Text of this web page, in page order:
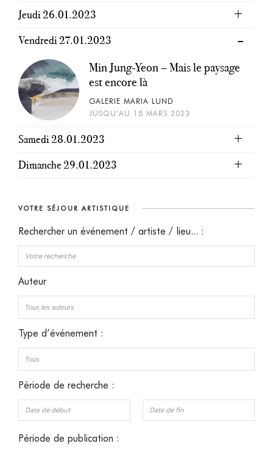
Jeudi 26.01.2023
Vendredi 27.01.2023
Min Jung-Yeon – Mais le paysage
est encore là
GALERIE MARIA LUND
JUSQU'AU 18 MARS 2023
Samedi 28.01.2023
Dimanche 29.01.2023
VOTRE SÉJOUR ARTISTIQUE
Rechercher un événement / artiste / lieu... :
Auteur
Type d’événement :
Période de recherche :
Période de publication :